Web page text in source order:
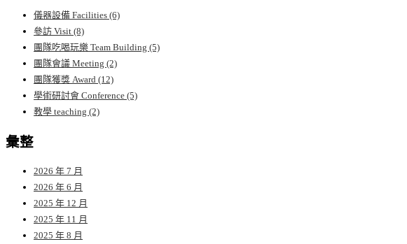
儀器設備 Facilities (6)
參訪 Visit (8)
團隊吃喝玩樂 Team Building (5)
團隊會議 Meeting (2)
團隊獲獎 Award (12)
學術研討會 Conference (5)
教學 teaching (2)
彙整
2026 年 7 月
2026 年 6 月
2025 年 12 月
2025 年 11 月
2025 年 8 月